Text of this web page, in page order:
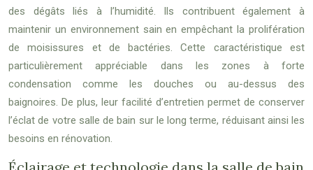
des dégâts liés à l’humidité. Ils contribuent également à
maintenir un environnement sain en empêchant la prolifération
de moisissures et de bactéries. Cette caractéristique est
particulièrement appréciable dans les zones à forte
condensation comme les douches ou au-dessus des
baignoires. De plus, leur facilité d’entretien permet de conserver
l’éclat de votre salle de bain sur le long terme, réduisant ainsi les
besoins en rénovation.